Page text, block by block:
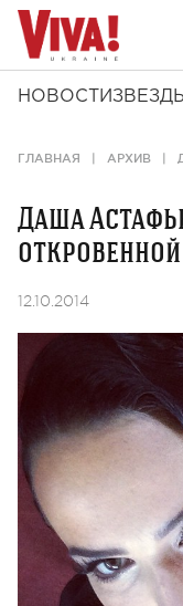
НОВОСТИ ЗВЕЗДЫ
ГЛАВНАЯ АРХИВ
Даша
12.10.2014